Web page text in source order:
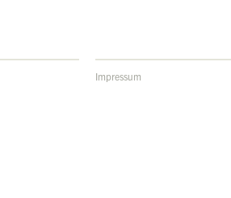
Impressum